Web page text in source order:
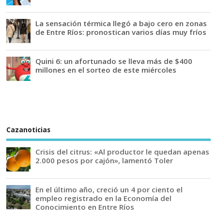
La sensación térmica llegó a bajo cero en zonas
de Entre Ríos: pronostican varios días muy fríos
Quini 6: un afortunado se lleva más de $400
millones en el sorteo de este miércoles
Cazanoticias
Crisis del citrus: «Al productor le quedan apenas
2.000 pesos por cajón», lamentó Toler
En el último año, creció un 4 por ciento el
empleo registrado en la Economía del
Conocimiento en Entre Ríos